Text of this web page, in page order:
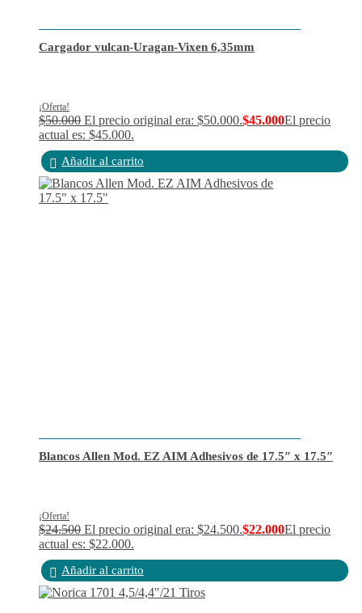
Cargador vulcan-Uragan-Vixen 6,35mm
¡Oferta!
$50.000 El precio original era: $50.000.$45.000El precio
actual es: $45.000.
Añadir al carrito
Blancos Allen Mod. EZ AIM Adhesivos de 17.5″ x 17.5″
¡Oferta!
$24.500 El precio original era: $24.500.$22.000El precio
actual es: $22.000.
Añadir al carrito